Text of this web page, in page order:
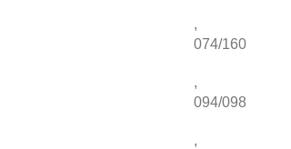
,
074/160
,
094/098
,